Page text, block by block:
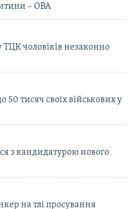
– ОВА
ТЦК чоловіків незаконно
тисяч своїх військових у
з кандидатурою нового
на тлі просування